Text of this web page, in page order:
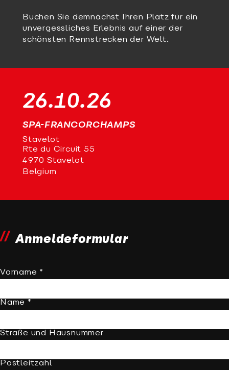
Buchen Sie demnächst Ihren Platz für ein
unvergessliches Erlebnis auf einer der
schönsten Rennstrecken der Welt.
26.10.26
SPA-FRANCORCHAMPS
Stavelot
Rte du Circuit 55
4970 Stavelot
Belgium
Anmeldeformular
Vorname *
Name *
Straße und Hausnummer
Postleitzahl